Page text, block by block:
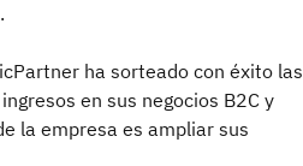
ha sorteado con éxito las
en sus negocios B2C y
la empresa es ampliar sus